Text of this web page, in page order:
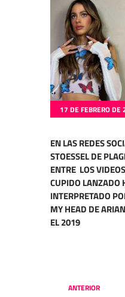
17 DE FEBRERO DE
EN LAS REDES
STOESSEL DE
ENTRE LOS
CUPIDO LANZADO
INTERPRETADO
MY HEAD DE
EL 2019
Navegación
ANTERIOR